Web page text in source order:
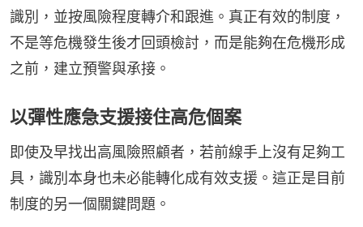
識別，並按風險程度轉介和跟進。真正有效的制度，
不是等危機發生後才回頭檢討，而是能夠在危機形成
之前，建立預警與承接。
以彈性應急支援接住高危個案
即使及早找出高風險照顧者，若前線手上沒有足夠工
具，識別本身也未必能轉化成有效支援。這正是目前
制度的另一個關鍵問題。